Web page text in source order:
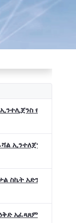
የትብብር
ኢንተለጀንስ ትብብር
ስኬት አድንቀዋል
አፈጻጸምና የቀጣይ